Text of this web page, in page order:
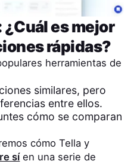
¿Cuál es mejor
rápidas?
herramientas de
similares, pero
entre ellos.
cómo se comparan
cómoTella y
síen una serie de